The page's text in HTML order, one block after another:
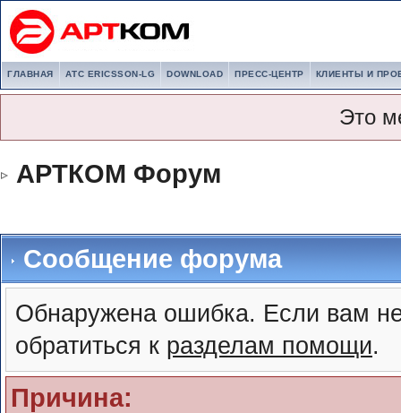
ГЛАВНАЯ АТС ERICSSON-LG DOWNLOAD ПРЕСС-ЦЕНТР КЛИЕНТЫ И
Это
АРТКОМ Форум
Сообщение форума
Обнаружена ошибка. Если вам
обратиться к разделам помощи.
Причина: